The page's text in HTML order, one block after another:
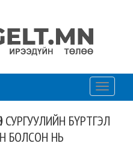
Toggle
СУРГУУЛИЙН БҮРТГЭЛ
БОЛСОН НЬ